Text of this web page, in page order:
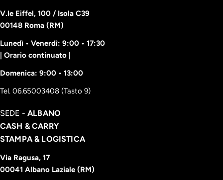
V.le Eiffel, 100 / Isola C39
00148 Roma (RM)
Lunedì • Venerdì: 9:00 • 17:30
| Orario continuato |
Domenica: 9:00 • 13:00
Tel. 06.65003408 (Tasto 9)
SEDE - ALBANO
CASH & CARRY
STAMPA & LOGISTICA
Via Ragusa, 17
00041 Albano Laziale (RM)